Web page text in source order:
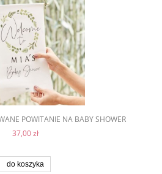
POWITANIE NA BABY SHOWER
37,00 zł
do koszyka